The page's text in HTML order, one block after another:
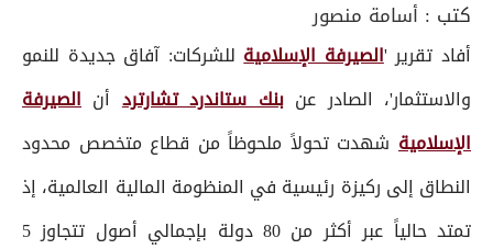
كتب : أسامة منصور
أفاد تقرير 'الصيرفة الإسلاميةللشركات: آفاق جديدة للنمو
والاستثمار'، الصادر عنبنك ستاندرد تشارتردأن الصيرفة
الإسلامية شهدت تحولاً ملحوظاً من قطاع متخصص محدود
النطاق إلى ركيزة رئيسية في المنظومة المالية العالمية، إذ
تمتد حالياً عبر أكثر من 80 دولة بإجمالي أصول تتجاوز 5